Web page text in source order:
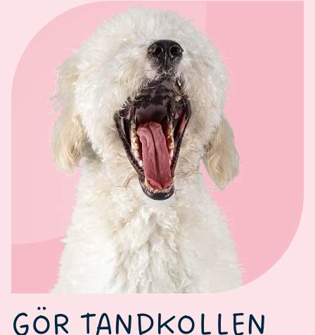
GÖR TANDKOLLEN